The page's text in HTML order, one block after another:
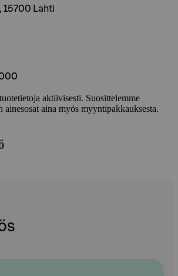
15700 Lahti
aktiivisesti. Suosittelemme
ainesosat aina myös myyntipakkauksesta.